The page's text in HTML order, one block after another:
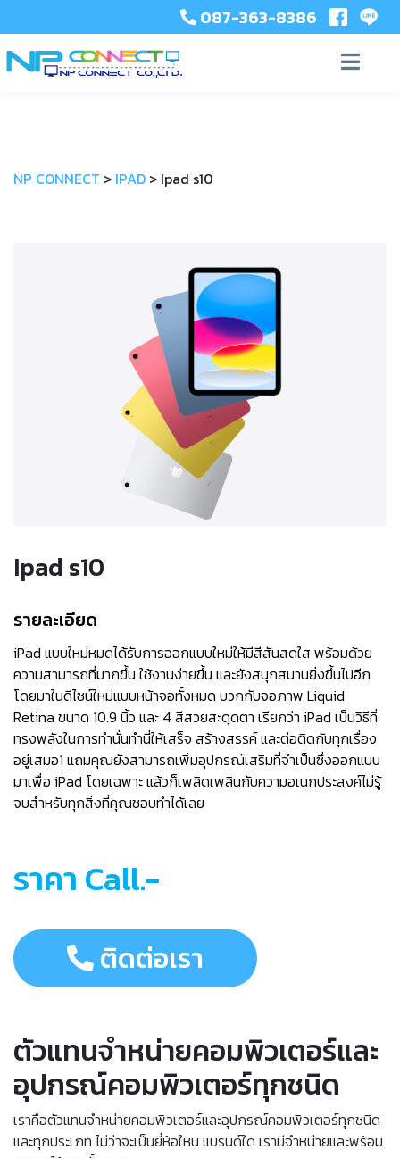
087-363-8386
NP CONNECT > IPAD > Ipad s10
Ipad s10
รายละเอียด
iPad แบบใหม่หมดได้รับการออกแบบใหม่ให้มีสีสันสดใส พร้อมด้วย
ความสามารถที่มากขึ้น ใช้งานง่ายขึ้น และยังสนุกสนานยิ่งขึ้นไปอีก
โดยมาในดีไซน์ใหม่แบบหน้าจอทั้งหมด บวกกับจอภาพ Liquid
Retina ขนาด 10.9 นิ้ว และ 4 สีสวยสะดุดตา เรียกว่า iPad เป็นวิธีที่
ทรงพลังในการทำนั่นทำนี่ให้เสร็จ สร้างสรรค์ และต่อติดกับทุกเรื่อง
อยู่เสมอ1 แถมคุณยังสามารถเพิ่มอุปกรณ์เสริมที่จำเป็นซึ่งออกแบบ
มาเพื่อ iPad โดยเฉพาะ แล้วก็เพลิดเพลินกับความอเนกประสงค์ไม่รู้
จบสำหรับทุกสิ่งที่คุณชอบทำได้เลย
ราคา Call.-
ติดต่อเรา
ตัวแทนจำหน่ายคอมพิวเตอร์และ
อุปกรณ์คอมพิวเตอร์ทุกชนิด
เราคือตัวแทนจำหน่ายคอมพิวเตอร์และอุปกรณ์คอมพิวเตอร์ทุกชนิด
และทุกประเภท ไม่ว่าจะเป็นยี่ห้อใหน แบรนด์ใด เรามีจำหน่ายและพร้อม